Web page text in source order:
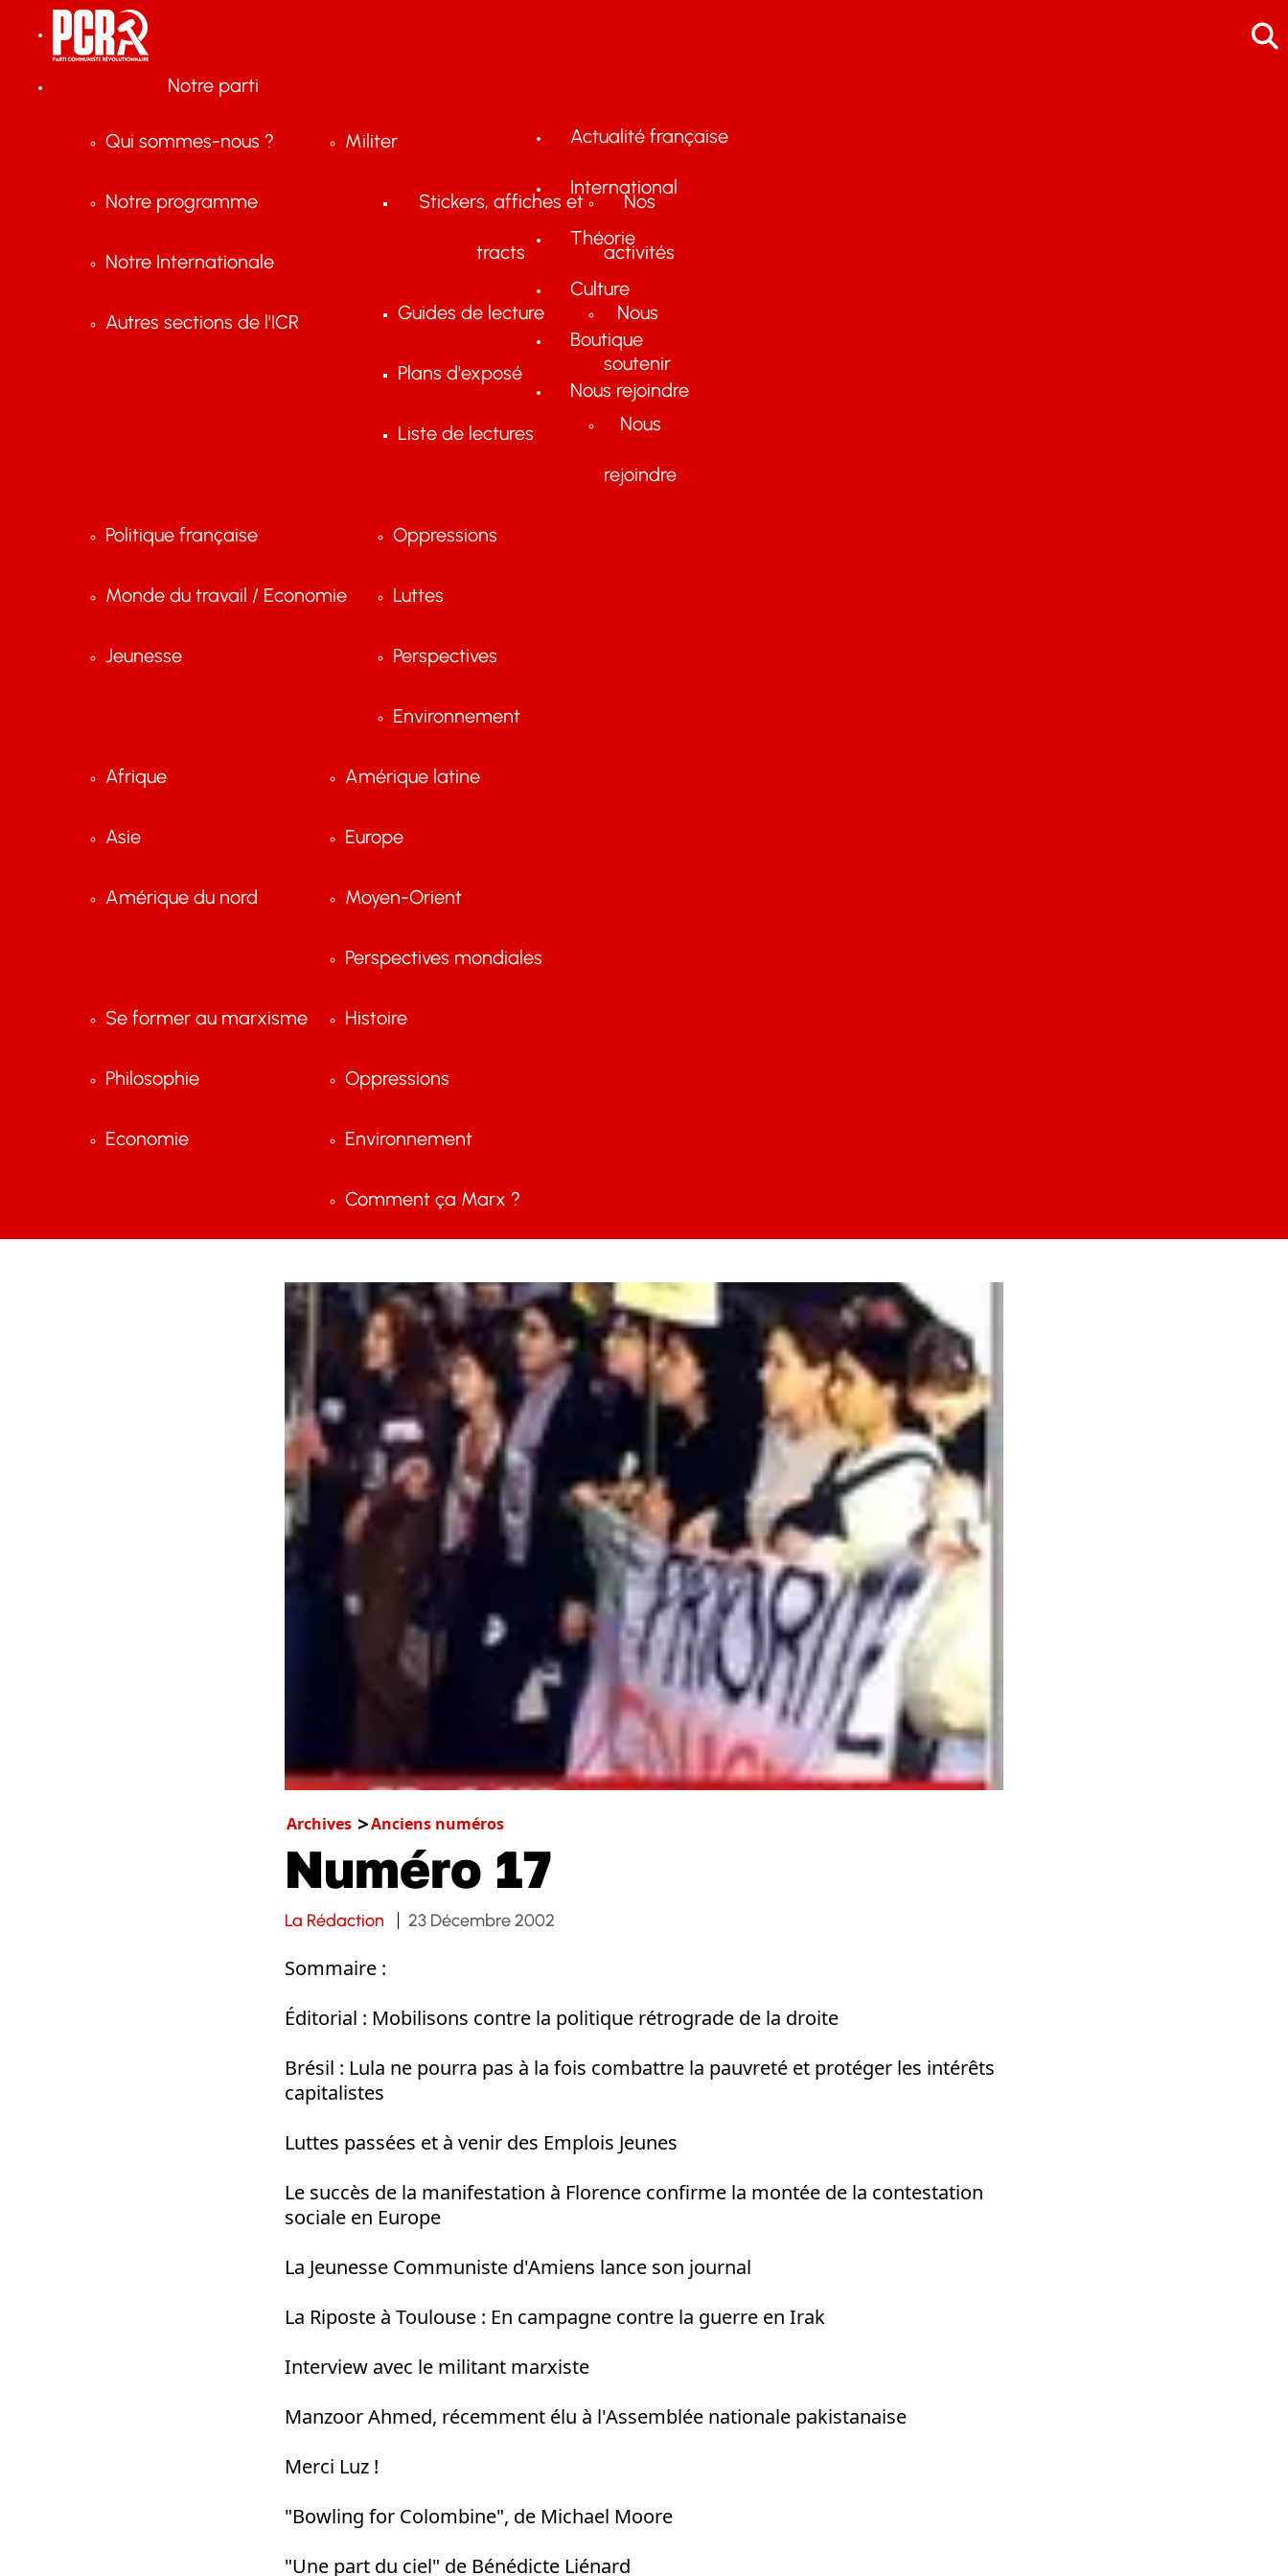
Notre parti
Qui sommes-nous ?
Notre programme
Notre Internationale
Autres sections de l'ICR
Militer
Stickers, affiches et
tracts
Guides de lecture
Plans d'exposé
Liste de lectures
Nos
activités
Nous
soutenir
Nous
rejoindre
Actualité française
Politique française
Monde du travail / Economie
Jeunesse
Oppressions
Luttes
Perspectives
Environnement
International
Afrique
Asie
Amérique du nord
Amérique latine
Europe
Moyen-Orient
Perspectives mondiales
Théorie
Se former au marxisme
Philosophie
Economie
Histoire
Oppressions
Environnement
Comment ça Marx ?
Culture
Boutique
Nous rejoindre
Archives Anciens numéros
Numéro 17
La Rédaction 23 Décembre 2002
Sommaire :
Éditorial : Mobilisons contre la politique rétrograde de la droite
Brésil : Lula ne pourra pas à la fois combattre la pauvreté et protéger les intérêts
capitalistes
Luttes passées et à venir des Emplois Jeunes
Le succès de la manifestation à Florence confirme la montée de la contestation
sociale en Europe
La Jeunesse Communiste d'Amiens lance son journal
La Riposte à Toulouse : En campagne contre la guerre en Irak
Interview avec le militant marxiste
Manzoor Ahmed, récemment élu à l'Assemblée nationale pakistanaise
Merci Luz !
"Bowling for Colombine", de Michael Moore
"Une part du ciel" de Bénédicte Liénard